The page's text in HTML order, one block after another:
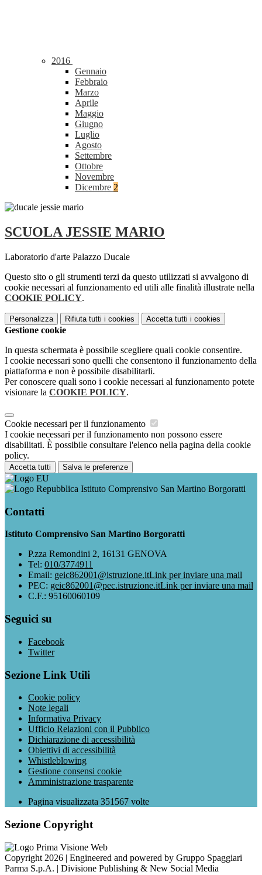
2016
Gennaio
Febbraio
Marzo
Aprile
Maggio
Giugno
Luglio
Agosto
Settembre
Ottobre
Novembre
Dicembre 2
SCUOLA JESSIE MARIO
Laboratorio d'arte Palazzo Ducale
Questo sito o gli strumenti terzi da questo utilizzati si avvalgono di
cookie necessari al funzionamento ed utili alle finalità illustrate nella
COOKIE POLICY.
Personalizza Rifiuta tutti i cookies Accetta tutti i cookies
Gestione cookie
In questa schermata è possibile scegliere quali cookie consentire.
I cookie necessari sono quelli che consentono il funzionamento della
piattaforma e non è possibile disabilitarli.
Per conoscere quali sono i cookie necessari al funzionamento potete
visionare la COOKIE POLICY.
Cookie necessari per il funzionamento
I cookie necessari per il funzionamento non possono essere
disabilitati. È possibile consultare l'elenco nella pagina della cookie
policy.
Accetta tutti Salva le preferenze
Istituto Comprensivo San Martino Borgoratti
Contatti
Istituto Comprensivo San Martino Borgoratti
P.zza Remondini 2, 16131 GENOVA
Tel: 010/3774911
Email: geic862001@istruzione.itLink per inviare una mail
PEC: geic862001@pec.istruzione.itLink per inviare una mail
C.F.: 95160060109
Seguici su
Facebook
Twitter
Sezione Link Utili
Cookie policy
Note legali
Informativa Privacy
Ufficio Relazioni con il Pubblico
Dichiarazione di accessibilità
Obiettivi di accessibilità
Whistleblowing
Gestione consensi cookie
Amministrazione trasparente
Pagina visualizzata 351567 volte
Sezione Copyright
Copyright 2026 | Engineered and powered by Gruppo Spaggiari
Parma S.p.A. | Divisione Publishing & New Social Media